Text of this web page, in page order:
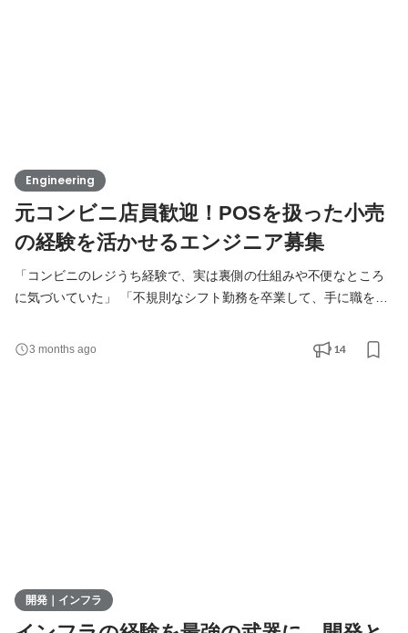
Engineering
元コンビニ店員歓迎！POSを扱った小売
の経験を活かせるエンジニア募集
「コンビニのレジうち経験で、実は裏側の仕組みや不便なところ
に気づいていた」 「不規則なシフト勤務を卒業して、手に職をつ
分に何ができるか分からず踏み出せない」 そんなあなたへ。 毎
日、多くのお客様を迎え、商品のバーコードをスキャンし、POS
3 months ago 14
開発｜インフラ